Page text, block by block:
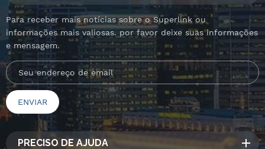
Para receber mais notícias sobre o Superlink ou
informações mais valiosas. por favor deixe suas informações
e mensagem.
PRECISO DE AJUDA